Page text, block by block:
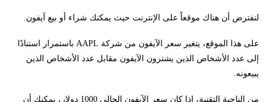
لنفترض أن هناك موقعاً على الإنترنت حيث يمكنك شراء أو بيع آيفون.
على هذا الموقع، يتغير سعر الآيفون من شركة AAPL باستمرار استنادًا
إلى عدد الأشخاص الذين يشترون الآيفون مقابل عدد الأشخاص الذين
يبيعونه.
من الناحية التقنية، إذا كان سعر الآيفون الحالي 1000 دولار، يمكنك أن